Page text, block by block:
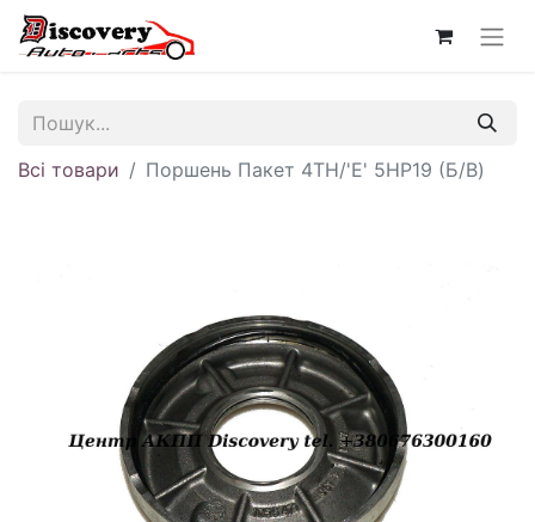
Всі товари Поршень Пакет 4TH/'E' 5HP19 (Б/В)